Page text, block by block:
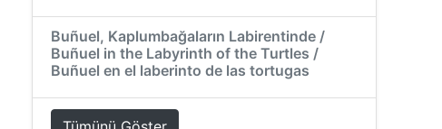
Buñuel, Kaplumbağaların Labirentinde /
Buñuel in the Labyrinth of the Turtles /
Buñuel en el laberinto de las tortugas